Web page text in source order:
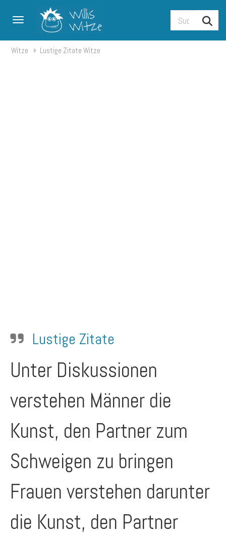
Toggle navigation
Witze Lustige Zitate Witze
Lustige Zitate
Unter Diskussionen
verstehen Männer die
Kunst, den Partner zum
Schweigen zu bringen
Frauen verstehen darunter
die Kunst, den Partner